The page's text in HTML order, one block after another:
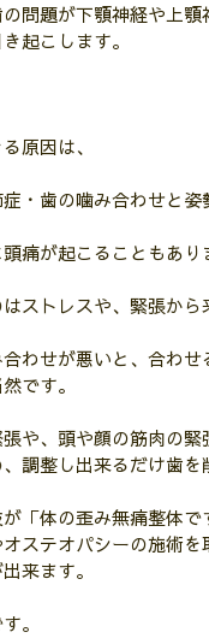
問題が下顎神経や上顎
ます。
原因は、
・歯の噛み合わせと
痛が起こることもあり
ストレスや、緊張か
わせが悪いと、合わ
です。
や、頭や顔の筋肉の
調整し出来るだけ歯
「体の歪み無痛整体で
ステオパシーの施術
来ます。
。